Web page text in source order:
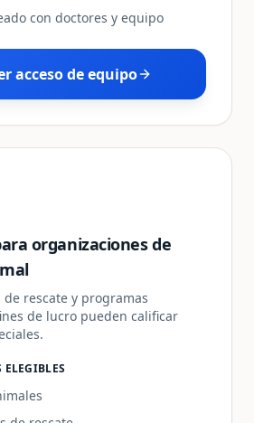
con doctores y equipo
acceso de equipo
organizaciones de
rescate y programas
de lucro pueden calificar